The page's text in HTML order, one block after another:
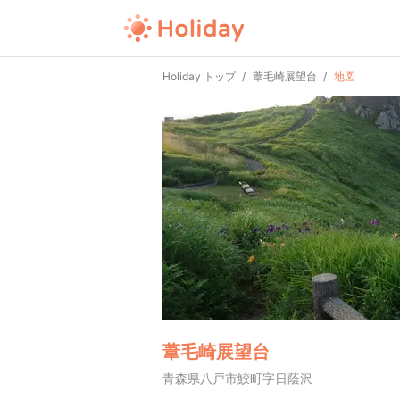
Holiday トップ 葦毛崎展望台 地図
葦毛崎展望台
青森県八戸市鮫町字日蔭沢